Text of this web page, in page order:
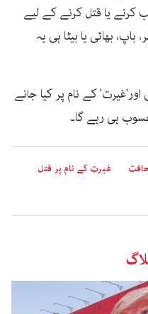
کرنے یا قتل کرنے کے لیے
بھائی یا بیٹا ہی یہ
کے نام پر کیا جانے
ہی رہے گا۔
غیرت کے نام پر قتل